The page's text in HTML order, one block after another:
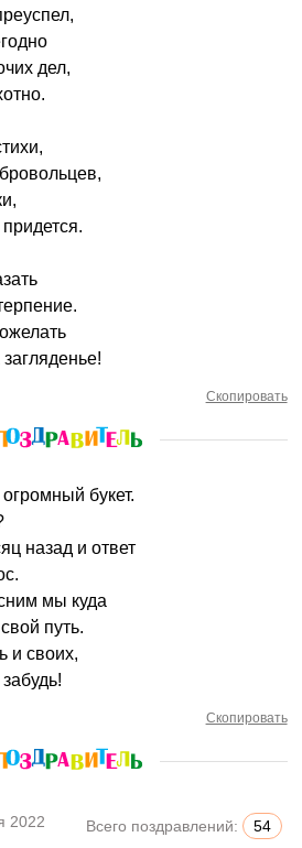
дел,
Скопировать
огромный букет.
назад и ответ
мы куда
путь.
и своих,
Скопировать
2022 Всего поздравлений: 54